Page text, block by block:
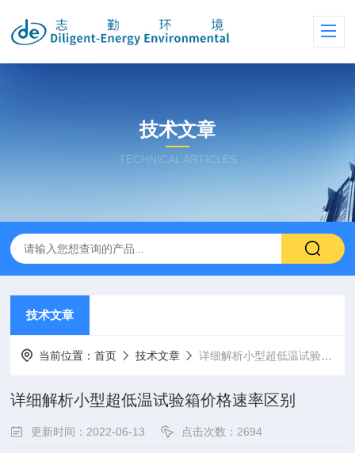
技术文章
TECHNICAL ARTICLES
技术文章
当前位置：首页 技术文章 详细解析小型超低温试验箱价格速率区别
详细解析小型超低温试验箱价格速率区别
更新时间：2022-06-13 点击次数：2694